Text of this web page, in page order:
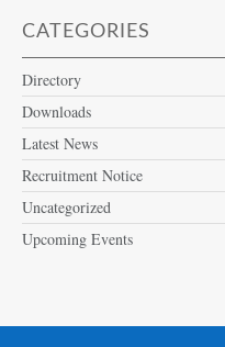
CATEGORIES
Directory
Downloads
Latest News
Recruitment Notice
Uncategorized
Upcoming Events